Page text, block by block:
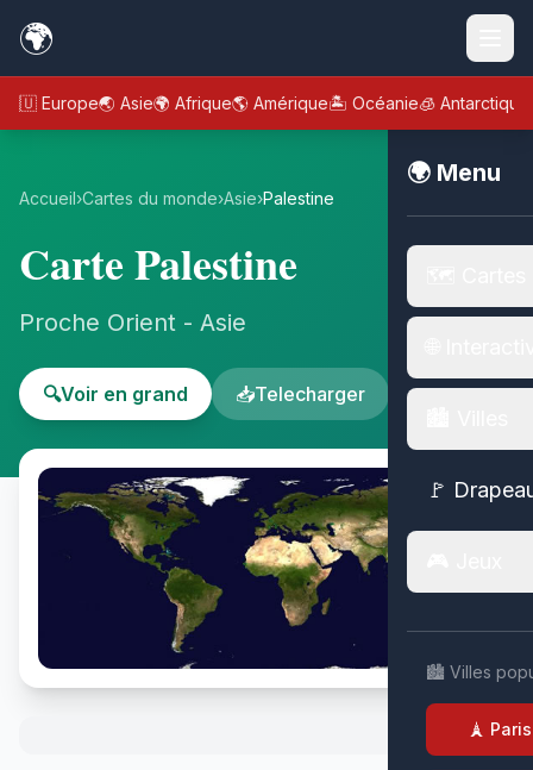
🌍
🇪🇺 Europe🌏 Asie🌍 Afrique🌎 Amérique🏝️ Océanie🧊 Antarctique
🌍 Menu
🚩
🏙️ Villes
🗼 Paris
Accueil›Cartes du monde›Asie›Palestine
Carte Palestine
Proche Orient - Asie
🔍Voir en grand 📥Telecharger